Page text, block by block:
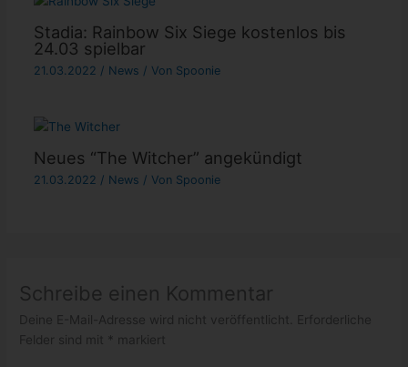
Stadia: Rainbow Six Siege kostenlos bis
24.03 spielbar
21.03.2022 / News / Von Spoonie
Neues “The Witcher” angekündigt
21.03.2022 / News / Von Spoonie
Schreibe einen Kommentar
Deine E-Mail-Adresse wird nicht veröffentlicht.
Erforderliche
Felder sind mit
* markiert